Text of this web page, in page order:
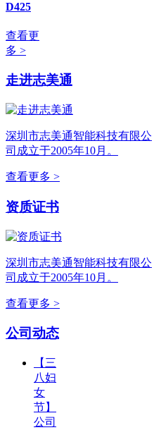
D425
查看更
多 >
走进志美通
深圳市志美通智能科技有限公
司成立于2005年10月。
查看更多 >
资质证书
深圳市志美通智能科技有限公
司成立于2005年10月。
查看更多 >
公司动态
【三
八妇
女
节】
公司